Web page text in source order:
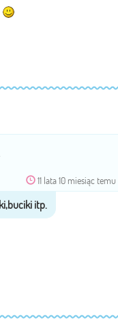
11 lata 10 miesiąc temu